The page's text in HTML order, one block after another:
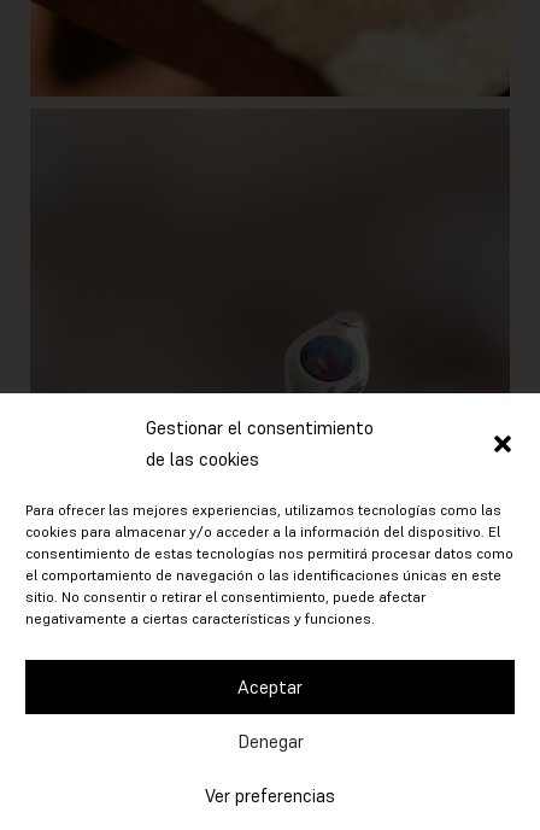
Gestionar el consentimiento
de las cookies
Para ofrecer las mejores experiencias, utilizamos tecnologías como las
cookies para almacenar y/o acceder a la información del dispositivo. El
consentimiento de estas tecnologías nos permitirá procesar datos como
el comportamiento de navegación o las identificaciones únicas en este
sitio. No consentir o retirar el consentimiento, puede afectar
negativamente a ciertas características y funciones.
Aceptar
Denegar
Ver preferencias